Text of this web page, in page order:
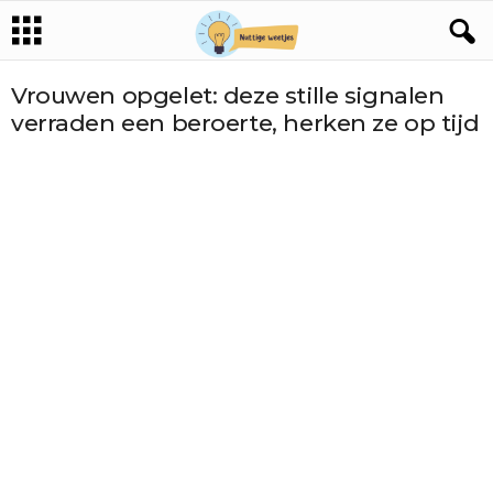
Vrouwen opgelet: deze stille signalen
verraden een beroerte, herken ze op tijd